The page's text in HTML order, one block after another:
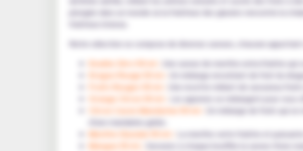
plongée dans un monde où la fraîcheur des glaciers rencontre la
Notre sélection se compose de diverses saveurs, chacune apportant
Double Zéro 50 ml :
Une saveur de menthe extra-fraîche qui
Dragon Rouge 50 ml :
Un mélange envoûtant de fruit du
Fruits Rouges 50 ml :
Une recette mêlant de savoureux
Orange Citron 50 ml :
Les agrumes se mélangent pour
Citron Cassis Mandarine 50 ml :
Un mélange de fruits qui
d'une mandarine gelée.
Menthe Glaciale 50 ml :
La menthe verte fraîche et
Mangue 50 ml :
Savourez à chaque bouffée la saveur d'une